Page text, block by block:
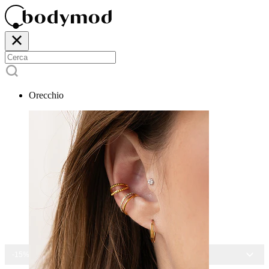
Orecchio
-15% SU TUTTI I GIOIELLI